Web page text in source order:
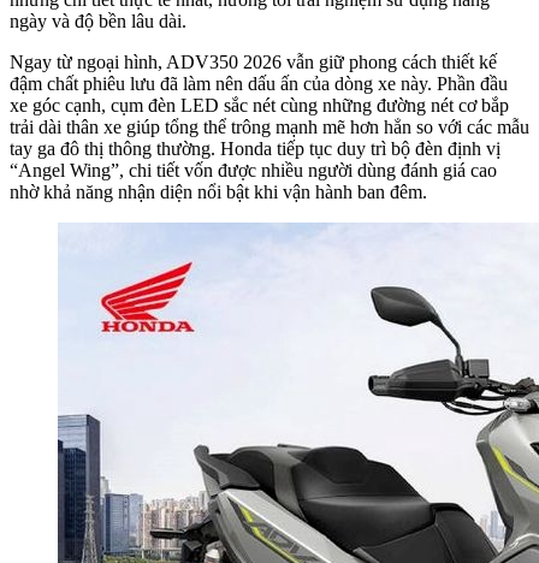
ngày và độ bền lâu dài.
Ngay từ ngoại hình, ADV350 2026 vẫn giữ phong cách thiết kế
đậm chất phiêu lưu đã làm nên dấu ấn của dòng xe này. Phần đầu
xe góc cạnh, cụm đèn LED sắc nét cùng những đường nét cơ bắp
trải dài thân xe giúp tổng thể trông mạnh mẽ hơn hẳn so với các mẫu
tay ga đô thị thông thường. Honda tiếp tục duy trì bộ đèn định vị
“Angel Wing”, chi tiết vốn được nhiều người dùng đánh giá cao
nhờ khả năng nhận diện nổi bật khi vận hành ban đêm.